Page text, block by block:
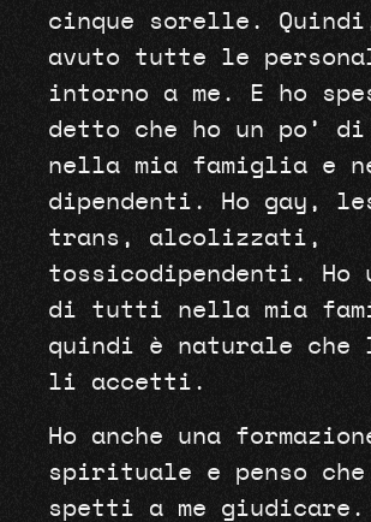
cinque sorelle.
avuto tutte le
intorno a me. E ho
detto che ho un po’
nella mia famiglia e
dipendenti. Ho gay,
trans, alcolizzati,
tossicodipendenti. Ho
di tutti nella mia
quindi è naturale che
li accetti.
Ho anche una
spirituale e penso che
spetti a me giudicare.